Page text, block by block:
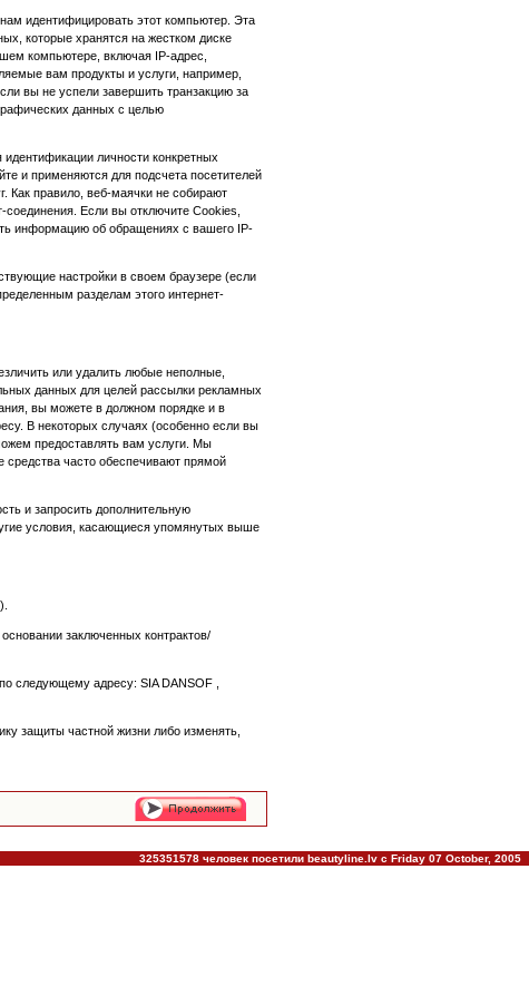
идентифицировать этот компьютер. Эта
которые хранятся на жестком диске
компьютере, включая IP-адрес,
вам продукты и услуги, например,
вы не успели завершить транзакцию за
данных с целью
личности конкретных
и применяются для подсчета посетителей
Как правило, веб-маячки не собирают
Если вы отключите Cookies,
информацию об обращениях с вашего IP-
настройки в своем браузере (если
разделам этого интернет-
или удалить любые неполные,
данных для целей рассылки рекламных
вы можете в должном порядке и в
В некоторых случаях (особенно если вы
предоставлять вам услуги. Мы
часто обеспечивают прямой
и запросить дополнительную
условия, касающиеся упомянутых выше
заключенных контрактов/
следующему адресу: SIA DANSOF ,
защиты частной жизни либо изменять,
325351578 человек посетили beautyline.lv c Friday 07 October, 2005